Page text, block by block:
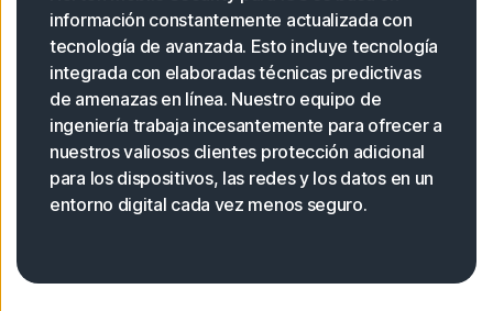
información constantemente actualizada con
tecnología de avanzada. Esto incluye tecnología
integrada con elaboradas técnicas predictivas
de amenazas en línea. Nuestro equipo de
ingeniería trabaja incesantemente para ofrecer a
nuestros valiosos clientes protección adicional
para los dispositivos, las redes y los datos en un
entorno digital cada vez menos seguro.